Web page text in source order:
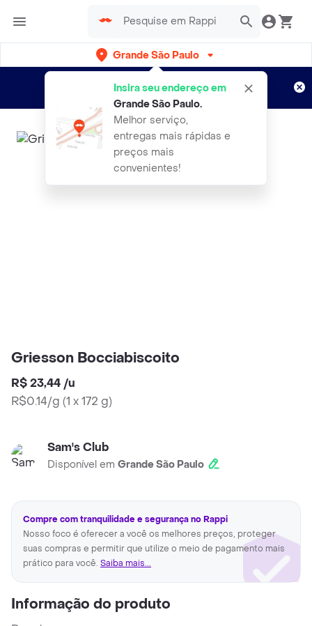
Grande São Paulo
Insira seu endereço em
Grande São Paulo.
Melhor serviço,
entregas mais rápidas e
preços mais
convenientes!
Entregas grátis por 15 dias!
Aplicam T&C
Griesson Bocciabiscoito
R$ 23,44 /u
R$0.14/g (1 x 172 g)
Sam's Club
Disponível em Grande São Paulo
Compre com tranquilidade e segurança no Rappi
Nosso foco é oferecer a você os melhores preços, proteger
suas compras e permitir que utilize o meio de pagamento mais
prático para você. Saiba mais...
Informação do produto